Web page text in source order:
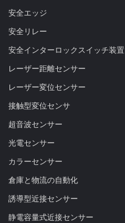
安全エッジ
安全リレー
安全インターロックスイッチ装置
レーザー距離センサー
レーザー変位センサー
接触型変位センサ
超音波センサー
光電センサー
カラーセンサー
倉庫と物流の自動化
誘導型近接センサー
静電容量式近接センサー